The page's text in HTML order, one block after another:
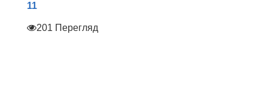
11
201 Перегляд